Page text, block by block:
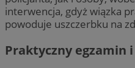
interwencja, gdyż wiązka
powoduje uszczerbku na
Praktyczny egzamin